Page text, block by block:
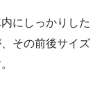
にしっかりした
その前後サイズ